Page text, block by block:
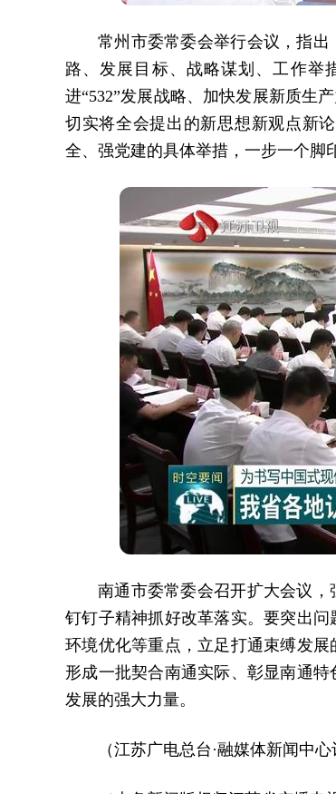
常州市委常委会举行会议，指
路、发展目标、战略谋划、工作举
进“532”发展战略、加快发展新质生
切实将全会提出的新思想新观点新
全、强党建的具体举措，一步一个脚
南通市委常委会召开扩大会议
钉钉子精神抓好改革落实。要突出
环境优化等重点，立足打通束缚发
形成一批契合南通实际、彰显南通
发展的强大力量。
（江苏广电总台·融媒体新闻中